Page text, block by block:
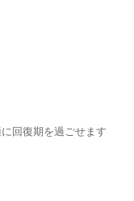
回復期を過ごせます